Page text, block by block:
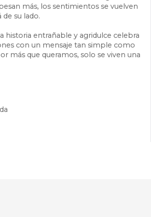
más, los sentimientos se vuelven
su lado.
historia entrañable y agridulce celebra
con un mensaje tan simple como
más que queramos, solo se viven una